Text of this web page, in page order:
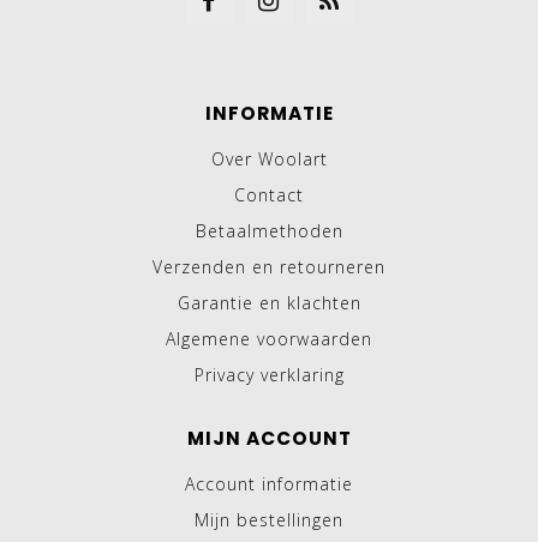
INFORMATIE
Over Woolart
Contact
Betaalmethoden
Verzenden en retourneren
Garantie en klachten
Algemene voorwaarden
Privacy verklaring
MIJN ACCOUNT
Account informatie
Mijn bestellingen